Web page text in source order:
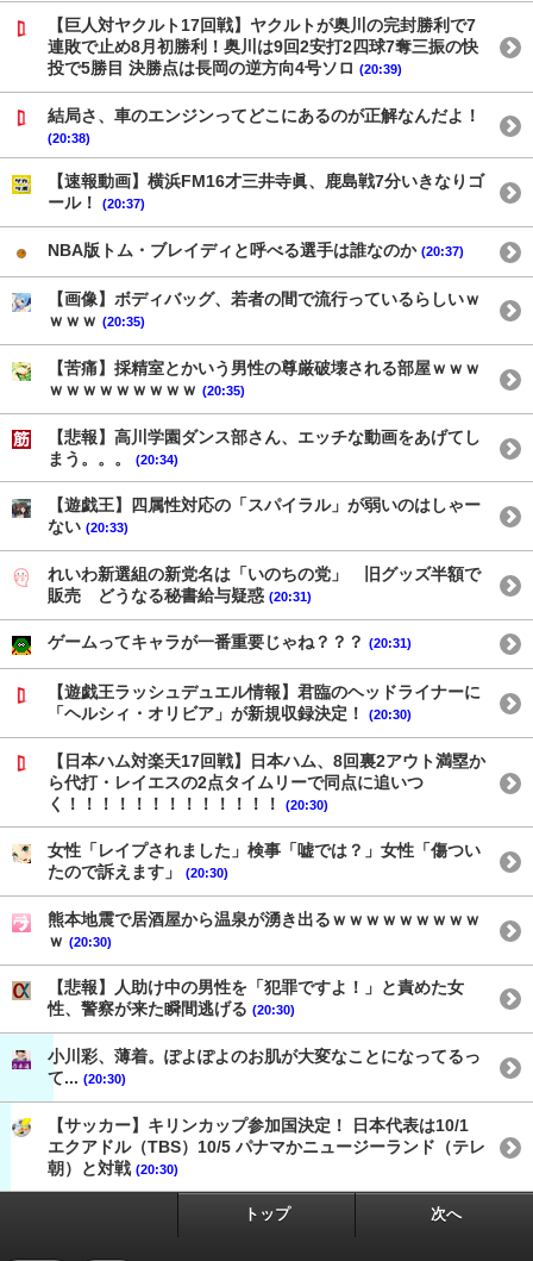
【巨人対ヤクルト17回戦】ヤクルトが奥川の完封勝利で7
連敗で止め8月初勝利！奥川は9回2安打2四球7奪三振の快
投で5勝目 決勝点は長岡の逆方向4号ソロ (20:39)
結局さ、車のエンジンってどこにあるのが正解なんだよ！
(20:38)
【速報動画】横浜FM16才三井寺眞、鹿島戦7分いきなりゴ
ール！
(20:37)
NBA版トム・ブレイディと呼べる選手は誰なのか (20:37)
【画像】ボディバッグ、若者の間で流行っているらしいｗ
ｗｗｗ (20:35)
【苦痛】採精室とかいう男性の尊厳破壊される部屋ｗｗｗ
ｗｗｗｗｗｗｗｗｗ (20:35)
【悲報】高川学園ダンス部さん、エッチな動画をあげてし
まう。。。
(20:34)
【遊戯王】四属性対応の「スパイラル」が弱いのはしゃー
ない (20:33)
れいわ新選組の新党名は「いのちの党」 旧グッズ半額で
販売 どうなる秘書給与疑惑 (20:31)
ゲームってキャラが一番重要じゃね？？？ (20:31)
【遊戯王ラッシュデュエル情報】君臨のヘッドライナーに
「ヘルシィ・オリビア」が新規収録決定！
(20:30)
【日本ハム対楽天17回戦】日本ハム、8回裏2アウト満塁か
ら代打・レイエスの2点タイムリーで同点に追いつ
く！！！！！！！！！！！！！
(20:30)
女性「レイプされました」検事「嘘では？」女性「傷つい
たので訴えます」
(20:30)
熊本地震で居酒屋から温泉が湧き出るｗｗｗｗｗｗｗｗｗ
ｗ (20:30)
【悲報】人助け中の男性を「犯罪ですよ！」と責めた女
性、警察が来た瞬間逃げる (20:30)
小川彩、薄着。ぽよぽよのお肌が大変なことになってるっ
て... (20:30)
【サッカー】キリンカップ参加国決定！ 日本代表は10/1
エクアドル（TBS）10/5 パナマかニュージーランド（テレ
朝）と対戦 (20:30)
トップ 次へ